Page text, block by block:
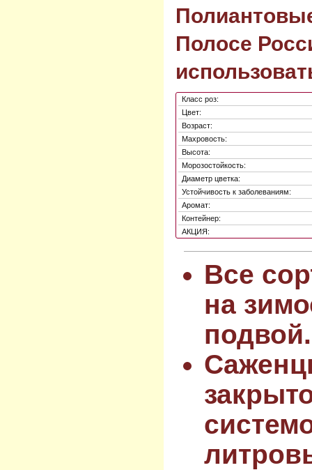
Полосе
Класс роз:
Цвет:
Возраст:
Махровость:
Высота:
Морозостойкость:
Диаметр цветка:
Устойчивость к заболеваниям:
Аромат:
Контейнер:
АКЦИЯ:
Все
на
подвой.